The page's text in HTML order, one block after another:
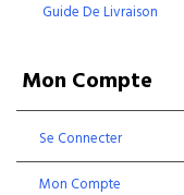
Guide De Livraison
Mon Compte
Se Connecter
Mon Compte